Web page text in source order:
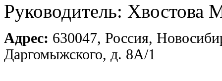
Руководитель: Хвостова
Адрес: 630047, Россия,
Даргомыжского, д. 8А/1